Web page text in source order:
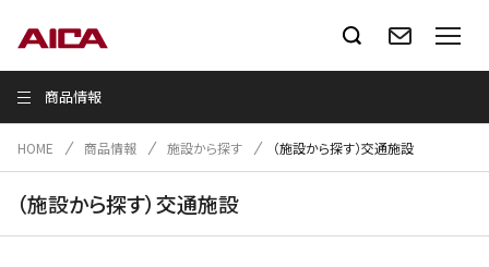
商品情報
HOME 商品情報 施設から探す （施設から探す）交通施設
（施設から探す）交通施設